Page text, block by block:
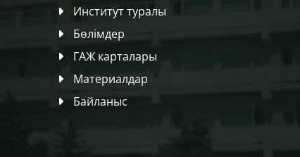
Институт туралы
Бөлімдер
ГАЖ карталары
Материалдар
Байланыс